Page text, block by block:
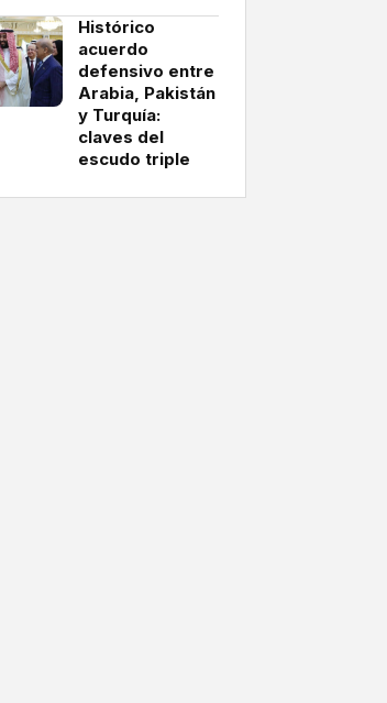
Histórico
acuerdo
defensivo entre
Arabia, Pakistán
y Turquía:
claves del
escudo triple